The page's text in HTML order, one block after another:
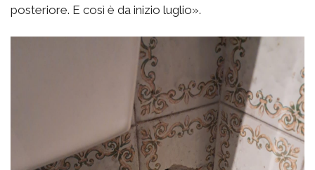
posteriore. E così è da inizio luglio».